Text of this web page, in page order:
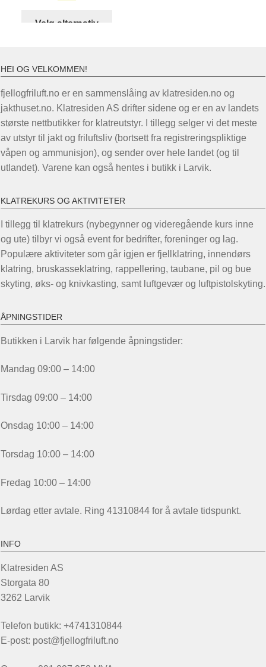
Velg alternativ
varianter.
Alternativene
kan
velges
på
produktsiden
HEI OG VELKOMMEN!
fjellogfriluft.no er en sammenslåing av klatresiden.no og
jakthuset.no. Klatresiden AS drifter sidene og er en av landets
største nettbutikker for klatreutstyr. I tillegg selger vi det meste
av utstyr til jakt og friluftsliv (bortsett fra registreringspliktige
våpen og ammunisjon), og sender over hele landet (og til
utlandet). Varene kan også hentes i butikk i Larvik.
KLATREKURS OG AKTIVITETER
I tillegg til klatrekurs (nybegynner og videregående kurs inne
og ute) tilbyr vi også event for bedrifter, foreninger og lag.
Populære aktiviteter som går igjen er fjellklatring, innendørs
klatring, bruskasseklatring, rappellering, taubane, pil og bue
skyting, øks- og knivkasting, samt luftgevær og luftpistolskyting.
ÅPNINGSTIDER
Butikken i Larvik har følgende åpningstider:
Mandag 09:00 – 14:00
Tirsdag 09:00 – 14:00
Onsdag 10:00 – 14:00
Torsdag 10:00 – 14:00
Fredag 10:00 – 14:00
Lørdag etter avtale. Ring 41310844 for å avtale tidspunkt.
INFO
Klatresiden AS
Storgata 80
3262 Larvik
Telefon butikk: +4741310844
E-post: post@fjellogfriluft.no